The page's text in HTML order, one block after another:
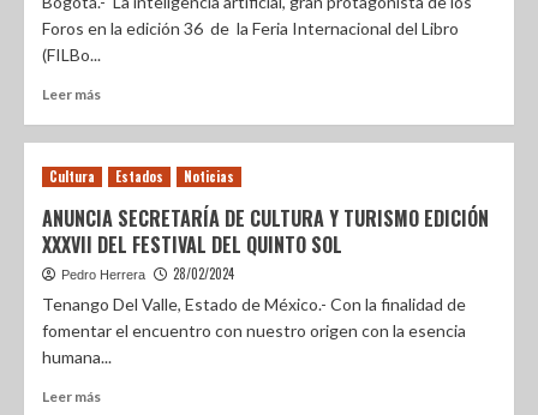
Foros en la edición 36 de la Feria Internacional del Libro
(FILBo...
Leer más
Cultura Estados Noticias
ANUNCIA SECRETARÍA DE CULTURA Y TURISMO EDICIÓN
XXXVII DEL FESTIVAL DEL QUINTO SOL
Pedro Herrera 28/02/2024
Tenango Del Valle, Estado de México.- Con la finalidad de
fomentar el encuentro con nuestro origen con la esencia
humana...
Leer más